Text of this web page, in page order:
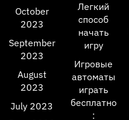
October
2023
September
2023
August
2023
July 2023
Легкий
способ
начать
игру
Игровые
автоматы
играть
бесплатно
: